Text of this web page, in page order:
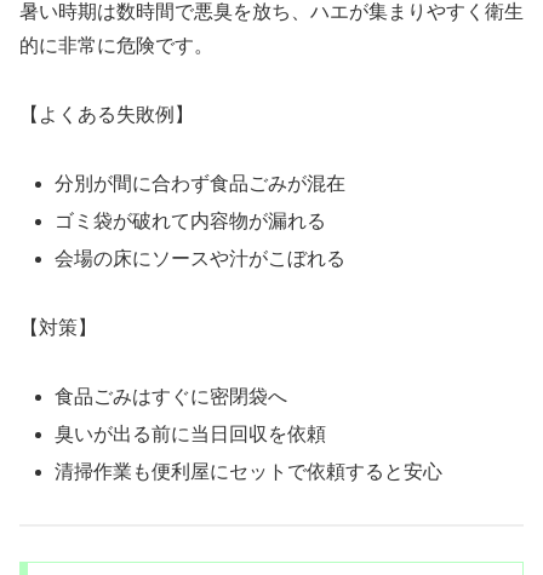
暑い時期は数時間で悪臭を放ち、ハエが集まりやすく衛生
的に非常に危険です。
【よくある失敗例】
分別が間に合わず食品ごみが混在
ゴミ袋が破れて内容物が漏れる
会場の床にソースや汁がこぼれる
【対策】
食品ごみはすぐに密閉袋へ
臭いが出る前に当日回収を依頼
清掃作業も便利屋にセットで依頼すると安心